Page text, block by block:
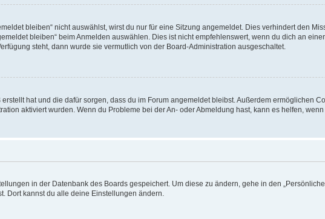
bleiben“ nicht auswählst, wirst du nur für eine Sitzung angemeldet. Dies verhindert den
bleiben“ beim Anmelden auswählen. Dies ist nicht empfehlenswert, wenn du dich an
steht, dann wurde sie vermutlich von der Board-Administration ausgeschaltet.
hat und die dafür sorgen, dass du im Forum angemeldet bleibst. Außerdem ermöglichen
aktiviert wurden. Wenn du Probleme bei der An- oder Abmeldung hast, kann es helfen,
in der Datenbank des Boards gespeichert. Um diese zu ändern, gehe in den
Dort kannst du alle deine Einstellungen ändern.